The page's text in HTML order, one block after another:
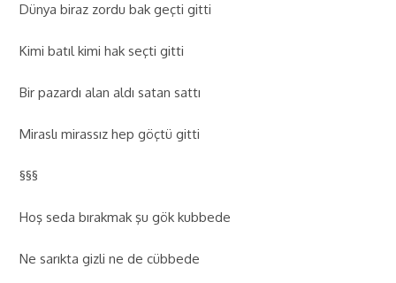
Dünya biraz zordu bak geçti gitti
Kimi batıl kimi hak seçti gitti
Bir pazardı alan aldı satan sattı
Miraslı mirassız hep göçtü gitti
§§§
Hoş seda bırakmak şu gök kubbede
Ne sarıkta gizli ne de cübbede